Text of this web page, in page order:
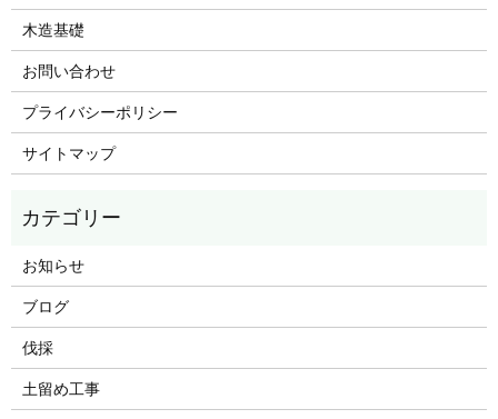
木造基礎
お問い合わせ
プライバシーポリシー
サイトマップ
お知らせ
ブログ
伐採
土留め工事